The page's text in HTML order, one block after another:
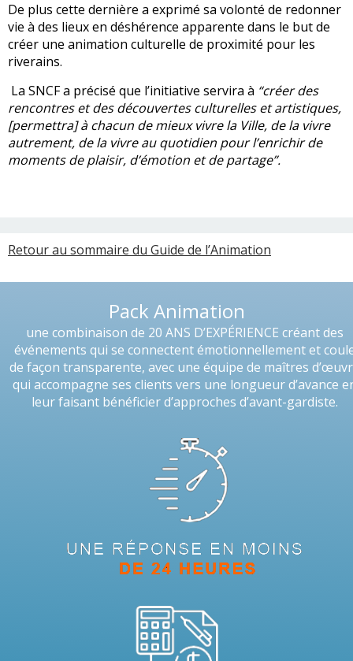
De plus cette dernière a exprimé sa volonté de redonner
vie à des lieux en déshérence apparente dans le but de
créer une animation culturelle de proximité pour les
riverains.
La SNCF a précisé que l’initiative servira à “créer des
rencontres et des découvertes culturelles et artistiques,
[permettra] à chacun de mieux vivre la Ville, de la vivre
autrement, de la vivre au quotidien pour l’enrichir de
moments de plaisir, d’émotion et de partage”.
Retour au sommaire du Guide de l’Animation
Pack Animation
une combinaison de 20 ANS D’EXPÉRIENCE créant des
événements qui se connectent émotionnellement et
de façon transparente, avec une équipe de maîtres
qui accompagne ses clients vers une longueur d’avance
leur faisant bénéficier d’approches d’avant-gardiste.